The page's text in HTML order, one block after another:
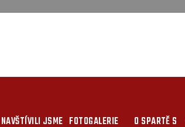
NAVŠTÍVILI JSME FOTOGALERIE O SPARTĚ S